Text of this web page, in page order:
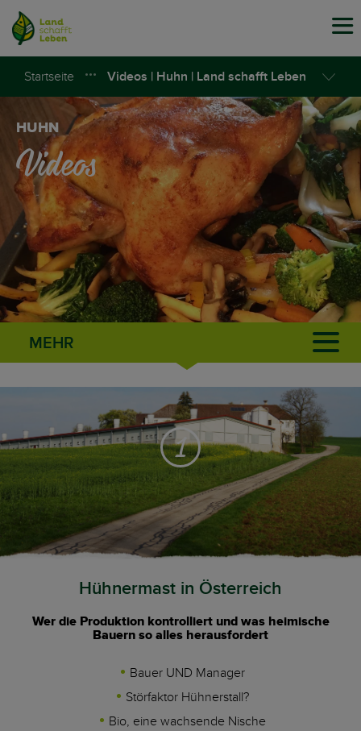
Startseite Videos | Huhn | Land schafft Leben
HUHN
Videos
MEHR
1
Hühnermast in Österreich
Wer die Produktion kontrolliert und was heimische
Bauern so alles herausfordert
Bauer UND Manager
Störfaktor Hühnerstall?
Bio, eine wachsende Nische